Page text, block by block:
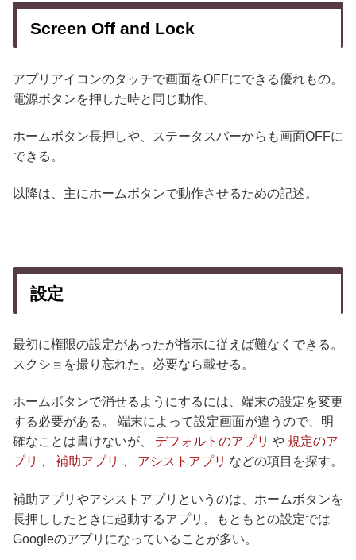
Screen Off and Lock
アプリアイコンのタッチで画面をOFFにできる優れもの。
電源ボタンを押した時と同じ動作。
ホームボタン長押しや、ステータスバーからも画面OFFに
できる。
以降は、主にホームボタンで動作させるための記述。
設定
最初に権限の設定があったが指示に従えば難なくできる。
スクショを撮り忘れた。必要なら載せる。
ホームボタンで消せるようにするには、端末の設定を変更
する必要がある。 端末によって設定画面が違うので、明
確なことは書けないが、
デフォルトのアプリ や 規定のア
プリ 、 補助アプリ 、 アシストアプリ などの項目を探す。
補助アプリやアシストアプリというのは、ホームボタンを
長押ししたときに起動するアプリ。もともとの設定では
Googleのアプリになっていることが多い。